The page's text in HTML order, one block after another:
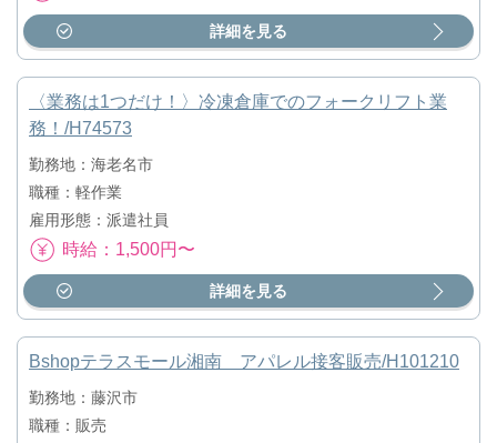
詳細を見る
〈業務は1つだけ！〉冷凍倉庫でのフォークリフト業
務！/H74573
勤務地：海老名市
職種：軽作業
雇用形態：派遣社員
時給：1,500円〜
詳細を見る
Bshopテラスモール湘南 アパレル接客販売/H101210
勤務地：藤沢市
職種：販売